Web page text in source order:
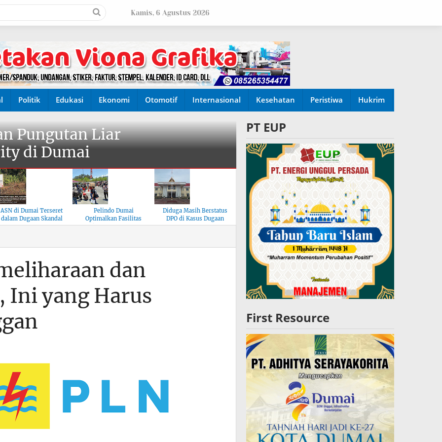
Kamis, 6 Agustus 2026
Politik Edukasi Ekonomi Otomotif Internasional Kesehatan Peristiwa Hukrim
Pungutan Liar
di Dumai
ASN di Dumai Terseret
dalam Dugaan Skandal
Integritas Aparatur
Pelindo Dumai
Optimalkan Fasilitas
untuk Kenyamanan Arus
Diduga Masih Berstatus
DPO di Kasus Dugaan
Pemalsuan Paspor, Polres
dan
Ini yang Harus
PT EUP
First Resource